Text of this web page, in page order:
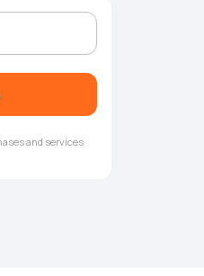
and services